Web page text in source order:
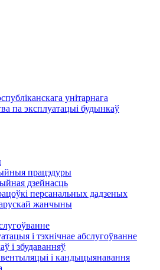
унітарнага
па эксплуатацыі будынкаў
працэдуры
дзейнасць
персанальных дадзеных
жанчыны
і тэхнічнае абслугоўванне
і збудаванняў
і кандыцыянавання